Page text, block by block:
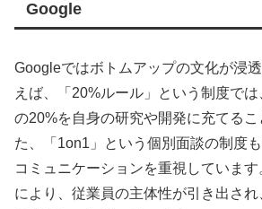
Google
Googleではボトムアップの文化が浸
えば、「20%ルール」という制度で
の20%を自身の研究や開発に充てるこ
た、「1on1」という個別面談の制度
コミュニケーションを重視していま
により、従業員の主体性が引き出さ